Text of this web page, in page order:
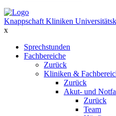
Knappschaft Kliniken
x
Sprechstunden
Fachbereiche
Zurück
Kliniken &
Zurück
Akut- und
Zurück
Team